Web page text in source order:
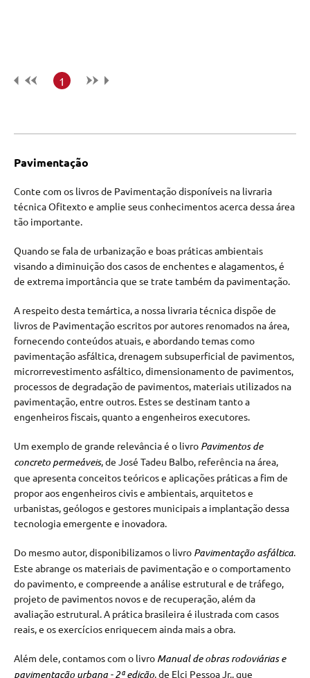
1
Pavimentação
Conte com os livros de Pavimentação disponíveis na livraria
técnica Ofitexto e amplie seus conhecimentos acerca dessa área
tão importante.
Quando se fala de urbanização e boas práticas ambientais
visando a diminuição dos casos de enchentes e alagamentos, é
de extrema importância que se trate também da pavimentação.
A respeito desta temártica, a nossa livraria técnica dispõe de
livros de Pavimentação escritos por autores renomados na área,
fornecendo conteúdos atuais, e abordando temas como
pavimentação asfáltica, drenagem subsuperficial de pavimentos,
microrrevestimento asfáltico, dimensionamento de pavimentos,
processos de degradação de pavimentos, materiais utilizados na
pavimentação, entre outros. Estes se destinam tanto a
engenheiros fiscais, quanto a engenheiros executores.
Um exemplo de grande relevância é o livro Pavimentos de
concreto permeáveis, de José Tadeu Balbo, referência na área,
que apresenta conceitos teóricos e aplicações práticas a fim de
propor aos engenheiros civis e ambientais, arquitetos e
urbanistas, geólogos e gestores municipais a implantação dessa
tecnologia emergente e inovadora.
Do mesmo autor, disponibilizamos o livro Pavimentação asfáltica.
Este abrange os materiais de pavimentação e o comportamento
do pavimento, e compreende a análise estrutural e de tráfego,
projeto de pavimentos novos e de recuperação, além da
avaliação estrutural. A prática brasileira é ilustrada com casos
reais, e os exercícios enriquecem ainda mais a obra.
Além dele, contamos com o livro Manual de obras rodoviárias e
pavimentação urbana - 2ªedição, de Elci Pessoa Jr., que